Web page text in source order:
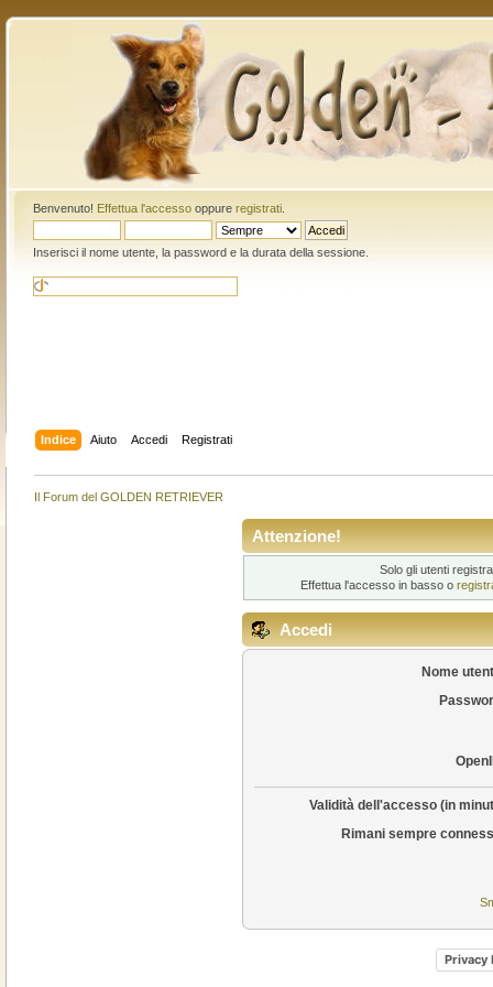
Benvenuto! Effettua l'accessooppure registrati.
Inserisci il nome utente, la password e la durata della sessione.
Indice Aiuto Accedi Registrati
Il Forum del GOLDEN RETRIEVER
Attenzione!
Solo gli utenti
Effettua l'accesso in basso o
Accedi
Nome
Validità dell'accesso (in
Rimani sempre
Privacy